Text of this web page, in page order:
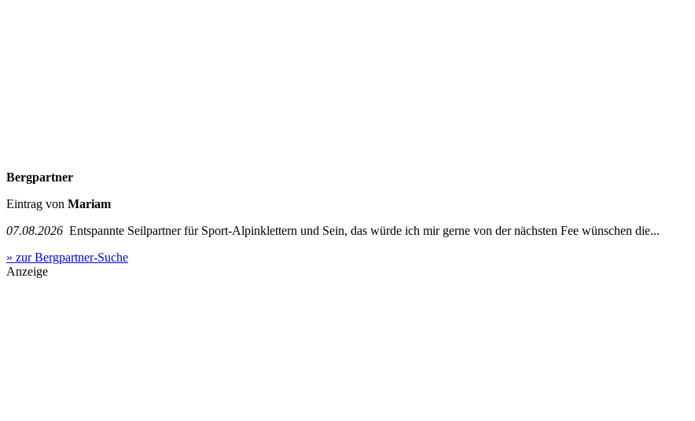
Bergpartner
Eintrag von Mariam
07.08.2026 Entspannte Seilpartner für Sport-Alpinklettern und Sein, das würde ich mir gerne von der nächsten Fee wünschen die...
» zur Bergpartner-Suche
Anzeige